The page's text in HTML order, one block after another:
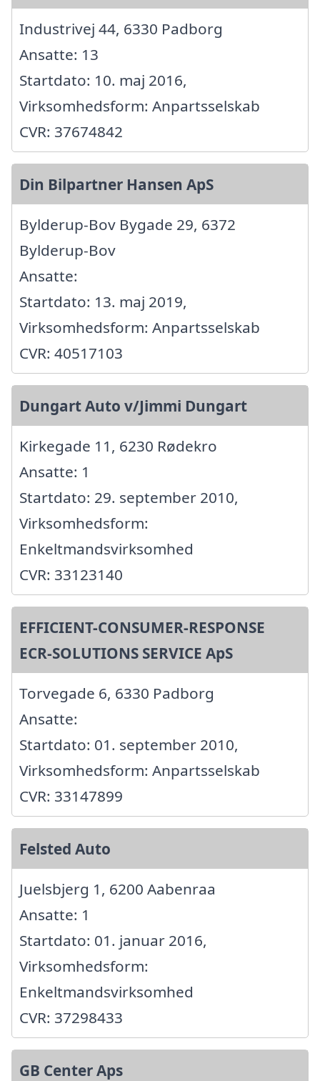
Industrivej 44, 6330 Padborg
Ansatte: 13
Startdato: 10. maj 2016,
Virksomhedsform: Anpartsselskab
CVR: 37674842
Din Bilpartner Hansen ApS
Bylderup-Bov Bygade 29, 6372
Bylderup-Bov
Ansatte:
Startdato: 13. maj 2019,
Virksomhedsform: Anpartsselskab
CVR: 40517103
Dungart Auto v/Jimmi Dungart
Kirkegade 11, 6230 Rødekro
Ansatte: 1
Startdato: 29. september 2010,
Virksomhedsform:
Enkeltmandsvirksomhed
CVR: 33123140
EFFICIENT-CONSUMER-RESPONSE
ECR-SOLUTIONS SERVICE ApS
Torvegade 6, 6330 Padborg
Ansatte:
Startdato: 01. september 2010,
Virksomhedsform: Anpartsselskab
CVR: 33147899
Felsted Auto
Juelsbjerg 1, 6200 Aabenraa
Ansatte: 1
Startdato: 01. januar 2016,
Virksomhedsform:
Enkeltmandsvirksomhed
CVR: 37298433
GB Center Aps